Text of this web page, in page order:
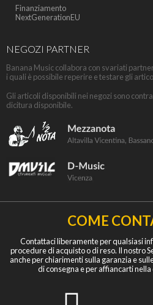
Finanziamento
NextGenerationEU
NEGOZI PARTNER
Banana Music collabora con svariati
i quali è possibile reperire e testare gli
Gli articoli disponibili nei negozi sono
dicitura disponibile.
COME
Contattaci liberamente per qualsiasi
procedure di acquisto o di reso. Il nostro
anche per chiarimenti sulla garanzia e
di consegna e per affiancarti